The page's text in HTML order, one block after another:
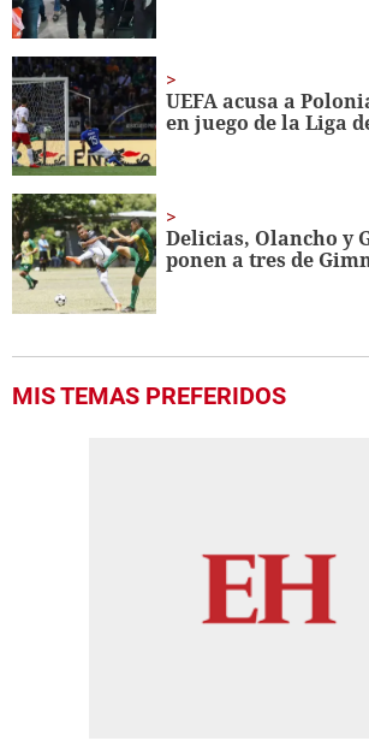
UEFA acusa a
en juego de la Liga
Delicias, Olancho y
ponen a tres de
MIS TEMAS PREFERIDOS